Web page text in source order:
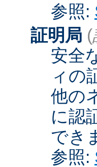
参照:
証明局 (
安全
ィの
他の
に認
でき
参照: